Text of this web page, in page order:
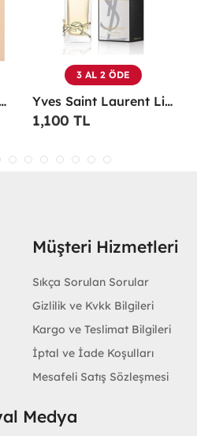
EDP Kadın Parfümü -
3 AL 2 ÖDE
Yves Saint Laurent Libre EDP 90 Ml Kadın Parfüm - YSLL
1,100 TL
Müşteri Hizmetleri
Sıkça Sorulan Sorular
Gizlilik ve Kvkk Bilgileri
Kargo ve Teslimat Bilgileri
İptal ve İade Koşulları
Mesafeli Satış Sözleşmesi
Medya